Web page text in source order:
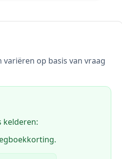
op basis van vraag
kelderen: